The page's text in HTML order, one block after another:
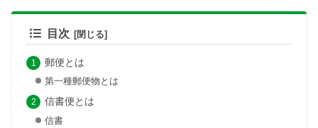
目次
郵便とは
第一種郵便物とは
信書便とは
信書